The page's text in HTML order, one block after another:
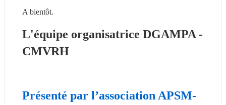
A bientôt.
L'équipe organisatrice DGAMPA -
CMVRH
Présenté par l’association APSM-